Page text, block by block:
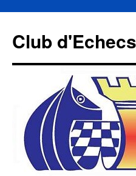
contenu
Club